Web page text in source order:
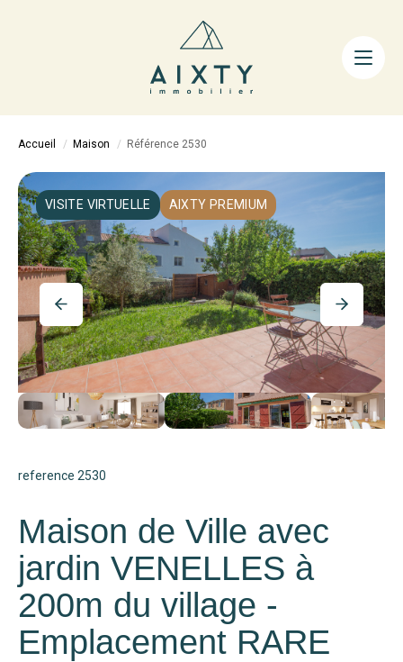
ACHETER
AIXTY & VOUS
Nos Agences
Nos Équipes
Nos Tarifs
Nos Biens Vendus
Notre City Guide
Accueil Maison Référence 2530
VISITE VIRTUELLE AIXTY PREMIUM
reference 2530
Maison de Ville avec
jardin VENELLES à
200m du village -
Emplacement RARE